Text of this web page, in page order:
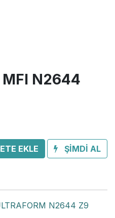
MFI N2644
EKLE ŞİMDİ AL
N2644 Z9